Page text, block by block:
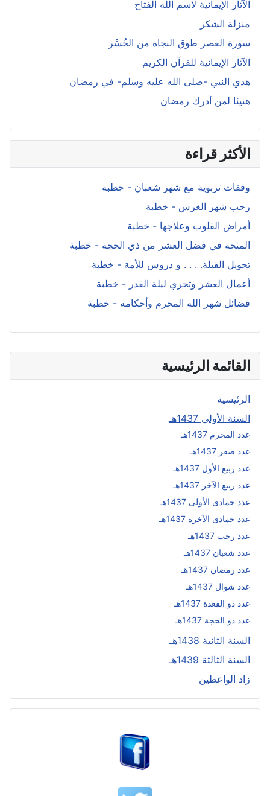
القائمة الرئيسية
الرئيسية
السنة الأولى 1437هـ
عدد المحرم 1437هـ
عدد صفر 1437هـ
عدد ربيع الأول 1437هـ
عدد ربيع الآخر 1437هـ
عدد جمادى الأولى 1437هـ
عدد جمادى الآخرة 1437هـ
عدد رجب 1437هـ
عدد شعبان 1437هـ
عدد رمضان 1437هـ
عدد شوال 1437هـ
عدد ذو القعدة 1437هـ
عدد ذو الحجة 1437هـ
السنة الثانية 1438هـ
السنة الثالثة 1439هـ
زاد الواعظين
الآثار الإيمانية لاسم الله الفتاح
منزلة الشكر
سورة العصر طوق النجاة من الخُسْر
الآثار الإيمانية للقرآن الكريم
هدي النبي -صلى الله عليه وسلم- في رمضان
هنيئا لمن أدرك رمضان
الأكثر قراءة
وقفات تربوية مع شهر شعبان - خطبة
رجب شهر الغرس - خطبة
أمراض القلوب وعلاجها - خطبة
المنحة في فضل العشر من ذي الحجة - خطبة
تحويل القبلة. . . . و دروس للأمة - خطبة
أعمال العشر وتحري ليلة القدر - خطبة
فضائل شهر الله المحرم وأحكامه - خطبة